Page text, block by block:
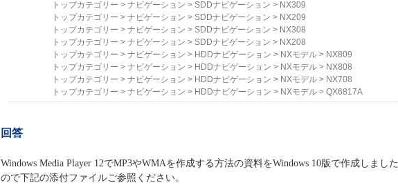
トップカテゴリー > ナビゲーション > SDDナビゲーション > NX309
トップカテゴリー > ナビゲーション > SDDナビゲーション > NX209
トップカテゴリー > ナビゲーション > SDDナビゲーション > NX308
トップカテゴリー > ナビゲーション > SDDナビゲーション > NX208
トップカテゴリー > ナビゲーション > HDDナビゲーション > NXモデル > NX809
トップカテゴリー > ナビゲーション > HDDナビゲーション > NXモデル > NX808
トップカテゴリー > ナビゲーション > HDDナビゲーション > NXモデル > NX708
トップカテゴリー > ナビゲーション > HDDナビゲーション > NXモデル > QX6817A
回答
Windows Media Player 12でMP3やWMAを作成する方法の資料をWindows 10版で作成しました
ので下記の添付ファイルご参照ください。